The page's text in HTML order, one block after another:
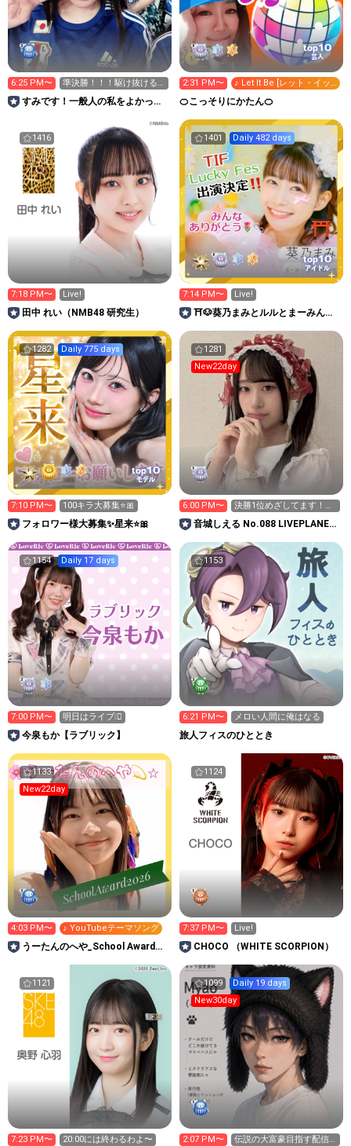
6:25 PM〜
準決勝！！！駆け抜ける
ぞ〜！！
すみです！一般人の私をよかった
top10
芸人
2:31 PM〜
♪ Let It Be [レット・イッ
ト・ビー]
🍊こっそりにかたん🍊
1416
7:18 PM〜 Live!
田中 れい（NMB48 研究生）
1401 Daily 482 days
top10
アイドル
7:14 PM〜 Live!
⛩🐶葵乃まみとルルとまーみん谷
1282 Daily 775 days
top10
モデル
7:10 PM〜 100キラ大募集⭐️🎀
フォロワー様大募集✨星来⭐️🎀
1281
New22day
6:00 PM〜
決勝1位めざしてます！今
日Ptは1.2倍です‼️
音城しえる No.088 LIVEPLANET
1154 Daily 17 days
7:00 PM〜 明日はライブ❕🫪
今泉もか【ラブリック】
1153
6:21 PM〜 メロい人間に俺はなる
旅人フィスのひととき
1133
New22day
4:03 PM〜 ♪ YouTubeテーマソング
うーたんのへや_School Award
1124
7:37 PM〜 Live!
CHOCO （WHITE SCORPION）
1121
7:23 PM〜 20:00には終わるわよ〜
1099
Daily 19 days
New30day
2:07 PM〜
伝説の大富豪目指す配信